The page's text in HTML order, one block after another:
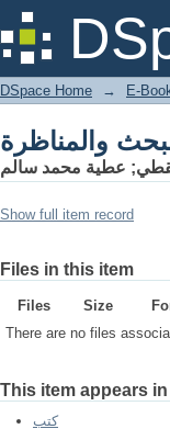
والمناظرة
DSpace Home →
والمناظرة
عطية محمد سالم
Show full item record
Files in this item
Files Size
There are no files
This item appears
كتب